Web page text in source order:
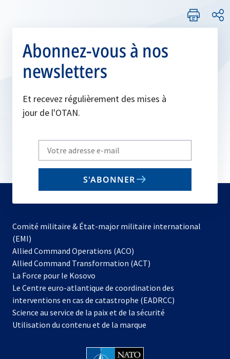
Abonnez-vous à nos
newsletters
Et recevez régulièrement des mises à
jour de l'OTAN.
Write
your
email
S'ABONNER
Comité militaire & État-major militaire international
(EMI)
Allied Command Operations (ACO)
dans
nouvel
onglet
Allied Command Transformation (ACT)
La Force pour le Kosovo
dans
un
nouvel
onglet
Le Centre euro-atlantique de coordination des
interventions en cas de catastrophe (EADRCC)
Science au service de la paix et de la sécurité
Utilisation du contenu et de la marque